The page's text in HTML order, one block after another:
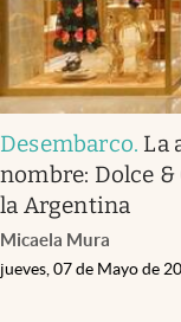
Desembarco. La
nombre: Dolce
la Argentina
Micaela Mura
jueves, 07 de Mayo de